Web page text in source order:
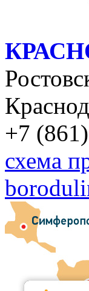
+7
схема